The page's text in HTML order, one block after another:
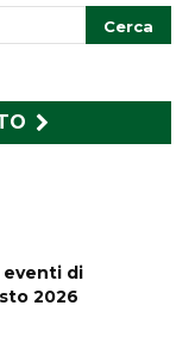
eventi di
2026